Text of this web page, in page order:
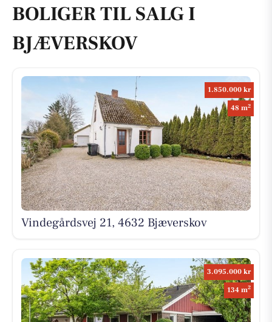
BOLIGER TIL SALG I
BJÆVERSKOV
1.850.000 kr
48 m2
Vindegårdsvej 21, 4632 Bjæverskov
3.095.000 kr
134 m2